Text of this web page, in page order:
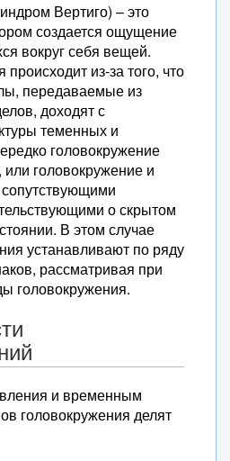
Вертиго) – это
создается ощущение
вокруг себя вещей.
из-за того, что
передаваемые из
доходят с
теменных и
головокружение
головокружение и
о скрытом
В этом случае
устанавливают по ряду
рассматривая при
головокружения.
и временным
головокружения делят